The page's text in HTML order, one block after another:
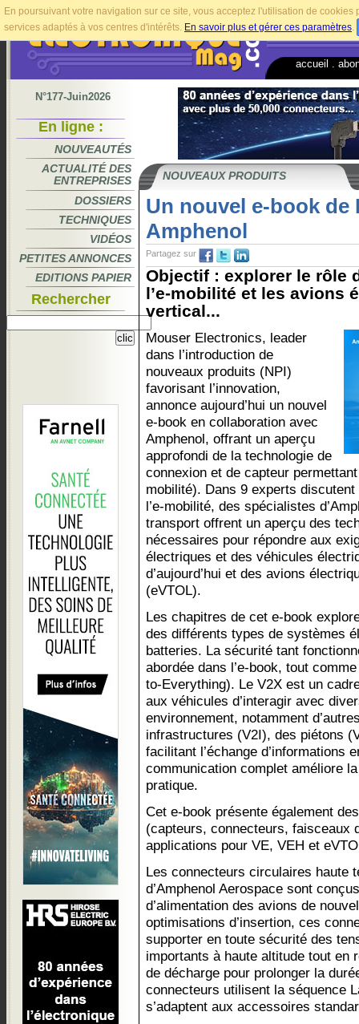
En poursuivant votre navigation sur ce site, vous acceptez l'utilisation de
services adaptés à vos centres d'intérêts. En savoir plus et gérer ces paramètres.
accueil
N°177-Juin2026
En ligne :
NOUVEAUTÉS
ACTUALITÉ DES
ENTREPRISES
DOSSIERS
TECHNIQUES
VIDÉOS
PETITES ANNONCES
EDITIONS PAPIER
Rechercher
NOUVEAUX PRODUITS
Un nouvel e-book de
Amphenol
Partagez sur
Objectif : explorer le rôle
l’e-mobilité et les avions
vertical...
Mouser Electronics, leader
dans l’introduction de
nouveaux produits (NPI)
favorisant l’innovation,
annonce aujourd’hui un nouvel
e-book en collaboration avec
Amphenol, offrant un aperçu
approfondi de la technologie de
connexion et de capteur
mobilité). Dans 9 experts
l’e-mobilité, des spécialistes
transport offrent un aperçu des
nécessaires pour répondre aux
électriques et des véhicules
d’aujourd’hui et des avions
(eVTOL).
Les chapitres de cet e-book
des différents types de systèmes
batteries. La sécurité tant
abordée dans l’e-book, tout
to-Everything). Le V2X est un
aux véhicules d’interagir avec
environnement, notamment
infrastructures (V2I), des piétons
facilitant l’échange d’informations
communication complet améliore
pratique.
Cet e-book présente également
(capteurs, connecteurs, faisceaux
applications pour VE, VEH et
Les connecteurs circulaires haute
d’Amphenol Aerospace sont
d’alimentation des avions de
optimisations d’insertion, ces
supporter en toute sécurité des
importants à haute altitude tout en
de décharge pour prolonger la
connecteurs utilisent la séquence
s’adaptent aux accessoires